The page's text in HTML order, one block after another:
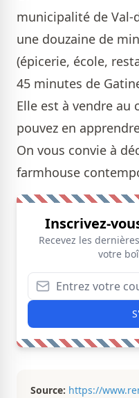
municipalité de Val-
une douzaine de
(épicerie, école,
45 minutes de
Elle est à vendre au
pouvez en
On vous convie à
farmhouse
Inscrivez-
Recevez les
votre
Source: https://